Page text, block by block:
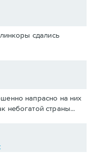
сдались
напрасно на них
небогатой страны...